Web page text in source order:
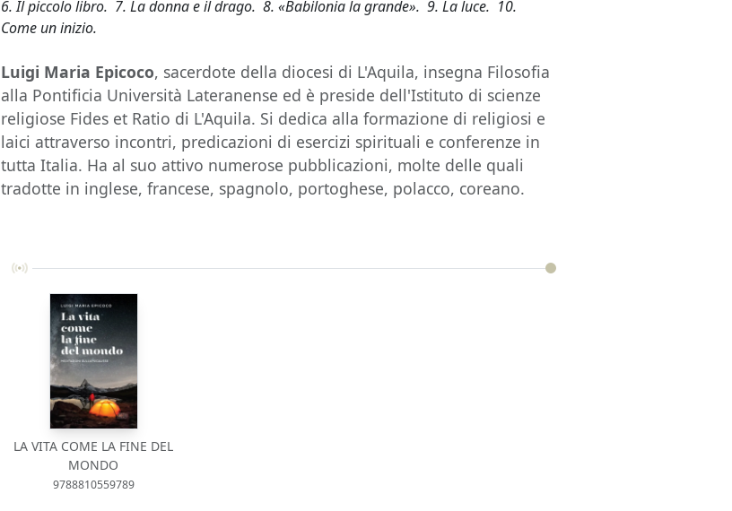
6. Il piccolo libro. 7. La donna e il drago. 8. «Babilonia la grande». 9. La luce. 10.
Come un inizio.
Luigi Maria Epicoco, sacerdote della diocesi di L'Aquila, insegna Filosofia
alla Pontificia Università Lateranense ed è preside dell'Istituto di scienze
religiose Fides et Ratio di L'Aquila. Si dedica alla formazione di religiosi e
laici attraverso incontri, predicazioni di esercizi spirituali e conferenze in
tutta Italia. Ha al suo attivo numerose pubblicazioni, molte delle quali
tradotte in inglese, francese, spagnolo, portoghese, polacco, coreano.
LA VITA COME LA FINE DEL
MONDO
9788810559789